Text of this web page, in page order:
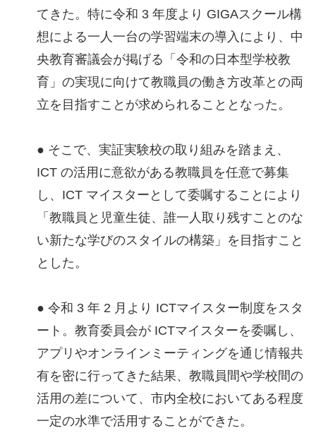
てきた。特に令和 3 年度より GIGAスクール構
想による一人一台の学習端末の導入により、中
央教育審議会が掲げる「令和の日本型学校教
育」の実現に向けて教職員の働き方改革との両
立を目指すことが求められることとなった。
● そこで、実証実験校の取り組みを踏まえ、
ICT の活用に意欲がある教職員を任意で募集
し、ICT マイスターとして委嘱することにより
「教職員と児童生徒、誰一人取り残すことのな
い新たな学びのスタイルの構築」を目指すこと
とした。
● 令和 3 年 2 月より ICTマイスター制度をスタ
ート。教育委員会が ICTマイスターを委嘱し、
アプリやオンラインミーティングを通じ情報共
有を密に行ってきた結果、教職員間や学校間の
活用の差について、市内全校においてある程度
一定の水準で活用することができた。